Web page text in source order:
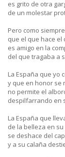
es grito de otra
de un molestar
Pero como
que el que hace el
es amigo en la
del que tragaba a
La España que yo
y que en honor se
no permite el
despilfarrando en
La España que
de la belleza en su
se deshace del
y a su calaña